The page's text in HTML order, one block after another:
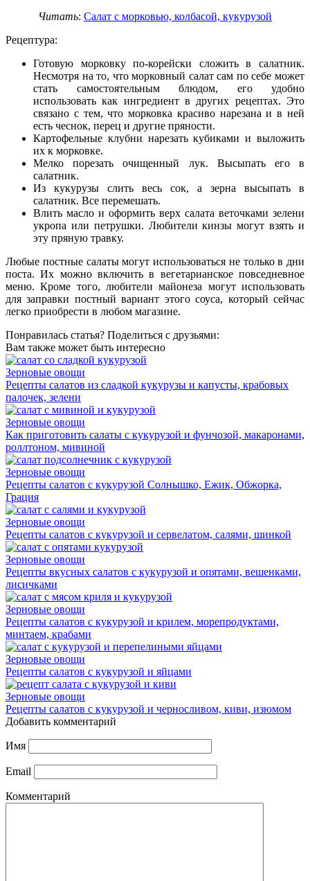
Читать: Салат с морковью, колбасой, кукурузой
Рецептура:
Готовую морковку по-корейски сложить в салатник.
Несмотря на то, что морковный салат сам по себе может
стать самостоятельным блюдом, его удобно
использовать как ингредиент в других рецептах. Это
связано с тем, что морковка красиво нарезана и в ней
есть чеснок, перец и другие пряности.
Картофельные клубни нарезать кубиками и выложить
их к морковке.
Мелко порезать очищенный лук. Высыпать его в
салатник.
Из кукурузы слить весь сок, а зерна высыпать в
салатник. Все перемешать.
Влить масло и оформить верх салата веточками зелени
укропа или петрушки. Любители кинзы могут взять и
эту пряную травку.
Любые постные салаты могут использоваться не только в дни
поста. Их можно включить в вегетарианское повседневное
меню. Кроме того, любители майонеза могут использовать
для заправки постный вариант этого соуса, который сейчас
легко приобрести в любом магазине.
Понравилась статья? Поделиться с друзьями:
Вам также может быть интересно
Зерновые овощи
Рецепты салатов из сладкой кукурузы и капусты, крабовых
палочек, зелени
Зерновые овощи
Как приготовить салаты с кукурузой и фунчозой, макаронами,
роллтоном, мивиной
Зерновые овощи
Рецепты салатов с кукурузой Солнышко, Ежик, Обжорка,
Грация
Зерновые овощи
Рецепты салатов с кукурузой и сервелатом, салями, шинкой
Зерновые овощи
Рецепты вкусных салатов с кукурузой и опятами, вешенками,
лисичками
Зерновые овощи
Рецепты салатов с кукурузой и крилем, морепродуктами,
минтаем, крабами
Зерновые овощи
Рецепты салатов с кукурузой и яйцами
Зерновые овощи
Рецепты салатов с кукурузой и черносливом, киви, изюмом
Добавить комментарий
Имя
Email
Комментарий